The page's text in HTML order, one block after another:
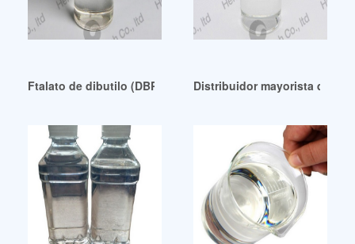
Ftalato de dibutilo (DBP) de China a bajo precio
Distribuidor mayorista de